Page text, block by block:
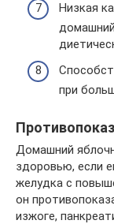
Низкая
при
Домашний
здоровью, если
желудка с
он
изжоге,